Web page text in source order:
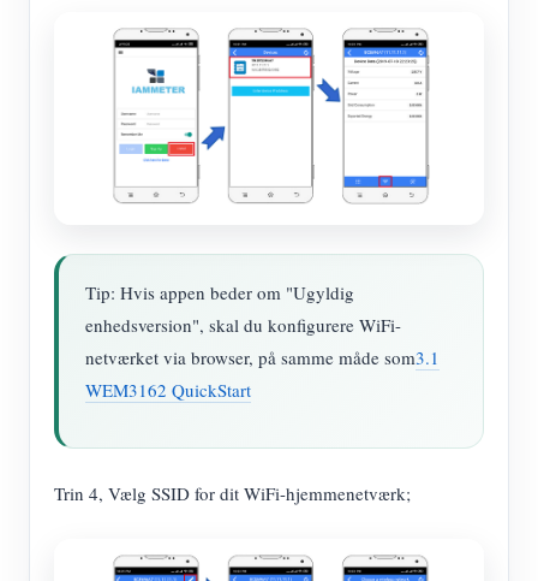
Tip: Hvis appen beder om "Ugyldig
enhedsversion", skal du konfigurere WiFi-
netværket via browser, på samme måde som3.1
WEM3162 QuickStart
Trin 4, Vælg SSID for dit WiFi-hjemmenetværk;